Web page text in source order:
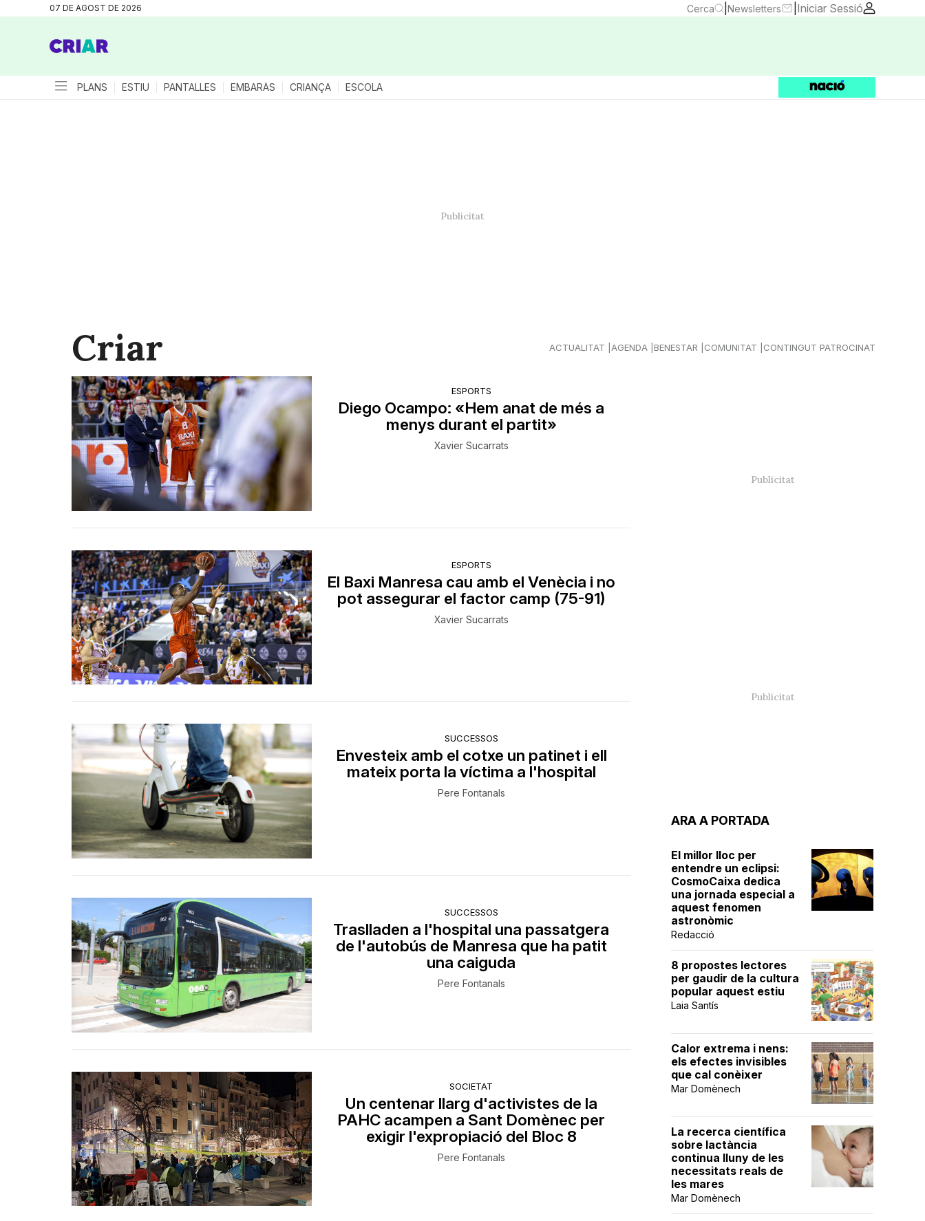
07 DE AGOST DE 2026 Cerca Newsletters Iniciar Sessió
PLANS ESTIU PANTALLES EMBARÀS CRIANÇA ESCOLA
Criar ACTUALITAT AGENDA BENESTAR COMUNITAT CONTINGUT PATROCINAT
ESPORTS
Diego Ocampo: «Hem anat de més a
menys durant el partit»
Xavier Sucarrats
ESPORTS
El Baxi Manresa cau amb el Venècia i no
pot assegurar el factor camp (75-91)
Xavier Sucarrats
SUCCESSOS
Envesteix amb el cotxe un patinet i ell
mateix porta la víctima a l'hospital
Pere Fontanals
SUCCESSOS
Traslladen a l'hospital una passatgera
de l'autobús de Manresa que ha patit
una caiguda
Pere Fontanals
SOCIETAT
Un centenar llarg d'activistes de la
PAHC acampen a Sant Domènec per
exigir l'expropiació del Bloc 8
Pere Fontanals
ARA A PORTADA
El millor lloc per
entendre un eclipsi:
CosmoCaixa dedica
una jornada especial a
aquest fenomen
astronòmic
Redacció
8 propostes lectores
per gaudir de la cultura
popular aquest estiu
Laia Santís
Calor extrema i nens:
els efectes invisibles
que cal conèixer
Mar Domènech
La recerca científica
sobre lactància
continua lluny de les
necessitats reals de
les mares
Mar Domènech